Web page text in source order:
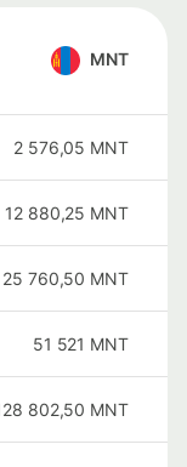
MNT
2 576,05 MNT
12 880,25 MNT
25 760,50 MNT
51 521 MNT
802,50 MNT